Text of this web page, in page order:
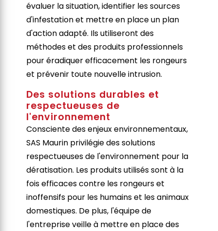
évaluer la situation, identifier les sources
d'infestation et mettre en place un plan
d'action adapté. Ils utiliseront des
méthodes et des produits professionnels
pour éradiquer efficacement les rongeurs
et prévenir toute nouvelle intrusion.
Des solutions durables et
respectueuses de
l'environnement
Consciente des enjeux environnementaux,
SAS Maurin privilégie des solutions
respectueuses de l'environnement pour la
dératisation. Les produits utilisés sont à la
fois efficaces contre les rongeurs et
inoffensifs pour les humains et les animaux
domestiques. De plus, l'équipe de
l'entreprise veille à mettre en place des